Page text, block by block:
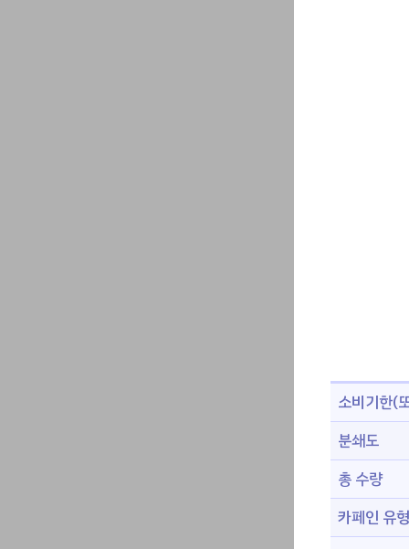
소비기한(
분쇄도
총 수량
카페인 유형